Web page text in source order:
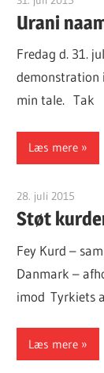
Urani
Fredag d. 31.
demonstration
min tale. Tak
Læs mere
28. juli 2015
Støt
Fey Kurd –
Danmark –
imod Tyrkiets
Læs mere